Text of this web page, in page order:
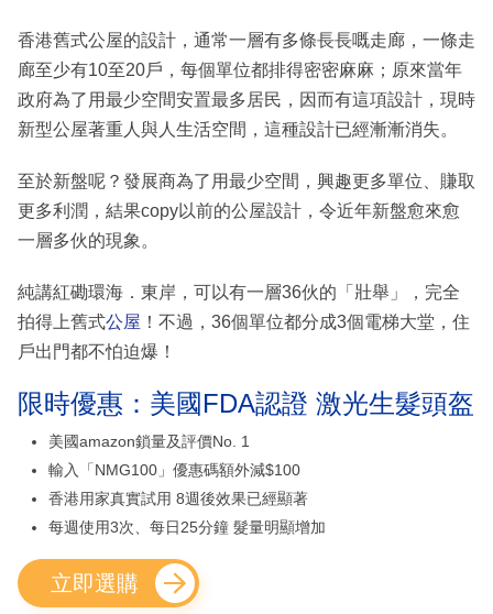
香港舊式公屋的設計，通常一層有多條長長嘅走廊，一條走
廊至少有10至20戶，每個單位都排得密密麻麻；原來當年
政府為了用最少空間安置最多居民，因而有這項設計，現時
新型公屋著重人與人生活空間，這種設計已經漸漸消失。
至於新盤呢？發展商為了用最少空間，興趣更多單位、賺取
更多利潤，結果copy以前的公屋設計，令近年新盤愈來愈
一層多伙的現象。
純講紅磡環海．東岸，可以有一層36伙的「壯舉」，完全
拍得上舊式公屋 ！不過，36個單位都分成3個電梯大堂，住
戶出門都不怕迫爆！
限時優惠：美國FDA認證 激光生髮頭盔
美國amazon鎖量及評價No. 1
輸入「NMG100」優惠碼額外減$100
香港用家真實試用 8週後效果已經顯著
每週使用3次、每日25分鐘 髮量明顯增加
立即選購